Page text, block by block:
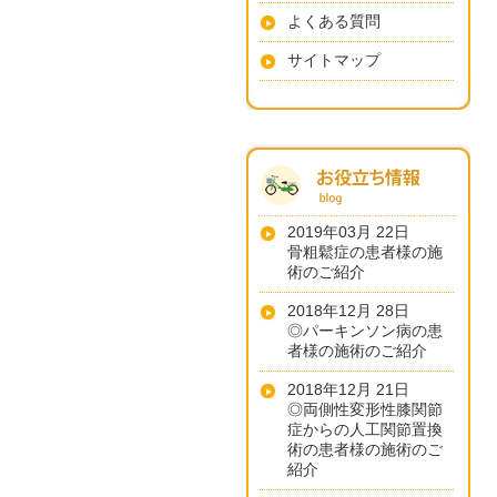
よくある質問
サイトマップ
2019年03月 22日
骨粗鬆症の患者様の施
術のご紹介
2018年12月 28日
◎パーキンソン病の患
者様の施術のご紹介
2018年12月 21日
◎両側性変形性膝関節
症からの人工関節置換
術の患者様の施術のご
紹介